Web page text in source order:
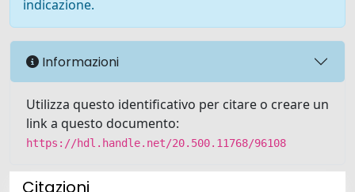
indicazione.
Informazioni
Utilizza questo identificativo per citare o creare un
link a questo documento:
https://hdl.handle.net/20.500.11768/96108
Citazioni